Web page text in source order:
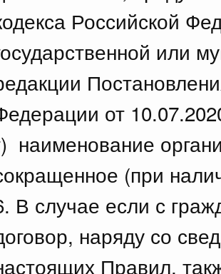
Российской
или
от
наименование
(при
В случае если с
наряду со
Правил,